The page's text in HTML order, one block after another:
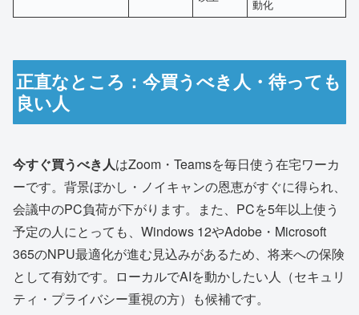
動化
正直なところ：今買うべき人・待っても
良い人
今すぐ買うべき人はZoom・Teamsを毎日使う在宅ワーカ
ーです。背景ぼかし・ノイキャンの恩恵がすぐに得られ、
会議中のPC負荷が下がります。また、PCを5年以上使う
予定の人にとっても、Windows 12やAdobe・Microsoft
365のNPU最適化が進む見込みがあるため、将来への保険
として有効です。ローカルでAIを動かしたい人（セキュリ
ティ・プライバシー重視の方）も候補です。